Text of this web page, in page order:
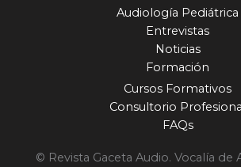
Audiología Pediátrica
Entrevistas
Noticias
Formación
Cursos Formativos
Consultorio
FAQs
© Revista Gaceta Audio. Vocalía de